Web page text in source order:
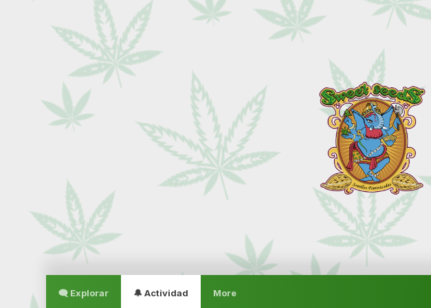
🗨 Explorar 🔔 Actividad More